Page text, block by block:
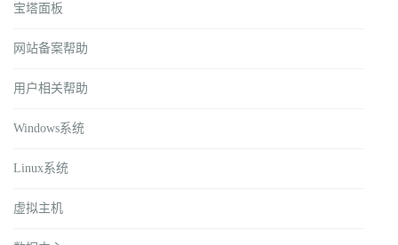
宝塔面板
网站备案帮助
用户相关帮助
Windows系统
Linux系统
虚拟主机